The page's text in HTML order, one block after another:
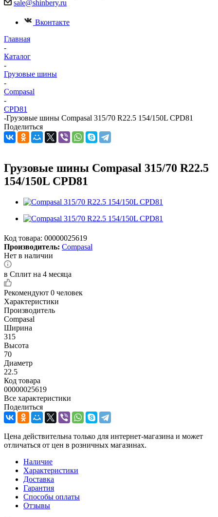
sale@shinbery.ru
Вконтакте
Главная
-
Каталог
-
Грузовые шины
-
Compasal
-
CPD81
-Грузовые шины Compasal 315/70 R22.5 154/150L CPD81
Поделиться
Грузовые шины Compasal 315/70 R22.5
154/150L CPD81
Код товара: 00000025619
Производитель: Compasal
Нет в наличии
в Сплит на 4 месяца
Рекомендуют 0 человек
Характеристики
Производитель
Compasal
Ширина
315
Высота
70
Диаметр
22.5
Код товара
00000025619
Все характеристики
Поделиться
Цена действительна только для интернет-магазина и может
отличаться от цен в розничных магазинах.
Наличие
Характеристики
Доставка
Гарантия
Способы оплаты
Отзывы